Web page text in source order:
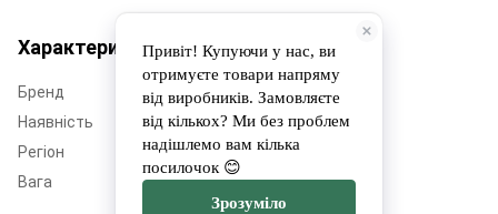
Характеристики
Бренд
Ahimsa
Наявність
Немає в наявності
Регіон
Дніпропетровщина
Вага
70